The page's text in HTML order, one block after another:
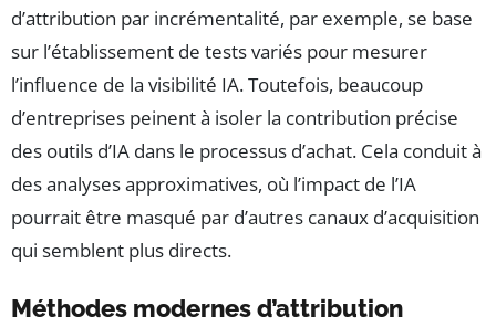
d’attribution par incrémentalité, par exemple, se base
sur l’établissement de tests variés pour mesurer
l’influence de la visibilité IA. Toutefois, beaucoup
d’entreprises peinent à isoler la contribution précise
des outils d’IA dans le processus d’achat. Cela conduit à
des analyses approximatives, où l’impact de l’IA
pourrait être masqué par d’autres canaux d’acquisition
qui semblent plus directs.
Méthodes modernes d’attribution